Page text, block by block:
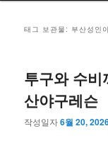
태그 보관물: 부산성인
투구와 수
산야구레슨
작성일자6월 20,